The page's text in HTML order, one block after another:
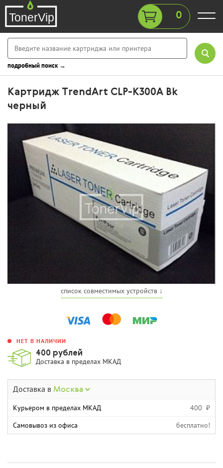
0
подробный поиск →
Картридж TrendArt CLP-K300A Bk
черный
список совместимых устройств ↓
НЕТ В НАЛИЧИИ
400 рублей
Доставка в пределах МКАД
Доставка в Москва
Курьером в пределах МКАД
400 ₽
Самовывоз из офиса
бесплатно!